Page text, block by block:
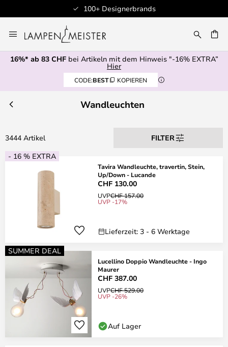
100+ Designerbrands
Inhalt
springen
16%* ab 83 CHFbei Artikeln mit dem Hinweis "-16% EXTRA”
Hier
CODE:BEST KOPIEREN
Wandleuchten
3444 Artikel
FILTER
- 16 % EXTRA
Tavira Wandleuchte, travertin, Stein,
Up/Down - Lucande
CHF 130.00
UVPCHF 157.00
UVP -17%
Lieferzeit: 3 - 6 Werktage
SUMMER DEAL
Lucellino Doppio Wandleuchte - Ingo
Maurer
CHF 387.00
UVPCHF 529.00
UVP -26%
Auf Lager